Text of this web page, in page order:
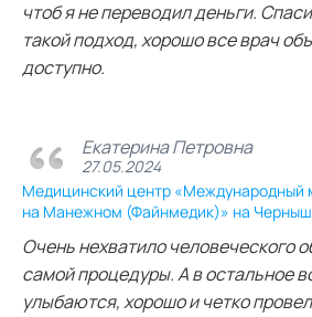
чтоб я не переводил деньги.
такой подход, хорошо все врач
доступно.
Екатерина Петровна
27.05.2024
Медицинский центр «Международный
на Манежном (Файнмедик)» на
Очень нехватило человеческого
самой процедуры. А в остальное
улыбаются, хорошо и четко